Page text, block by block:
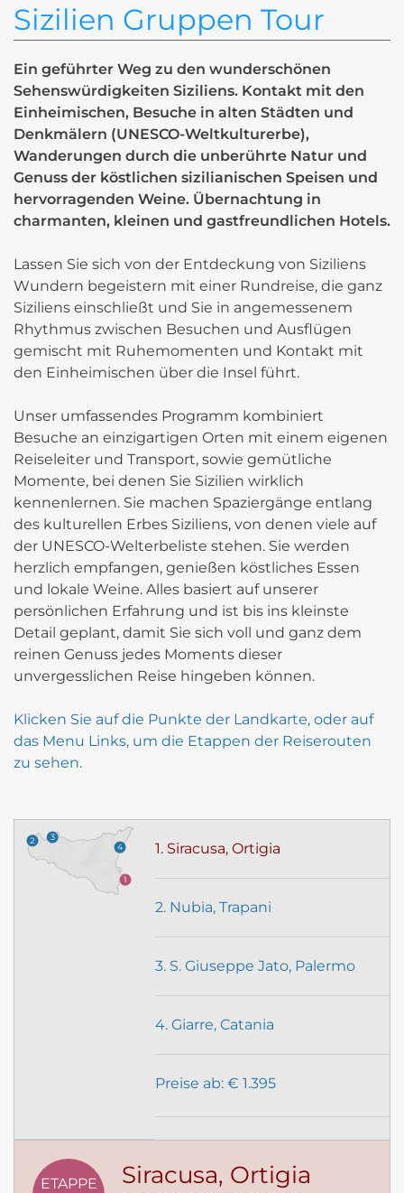
Sizilien Gruppen Tour
Ein geführter Weg zu den wunderschönen
Sehenswürdigkeiten Siziliens. Kontakt mit den
Einheimischen, Besuche in alten Städten und
Denkmälern (UNESCO-Weltkulturerbe),
Wanderungen durch die unberührte Natur und
Genuss der köstlichen sizilianischen Speisen und
hervorragenden Weine. Übernachtung in
charmanten, kleinen und gastfreundlichen Hotels.
Lassen Sie sich von der Entdeckung von Siziliens
Wundern begeistern mit einer Rundreise, die ganz
Siziliens einschließt und Sie in angemessenem
Rhythmus zwischen Besuchen und Ausflügen
gemischt mit Ruhemomenten und Kontakt mit
den Einheimischen über die Insel führt.
Unser umfassendes Programm kombiniert
Besuche an einzigartigen Orten mit einem eigenen
Reiseleiter und Transport, sowie gemütliche
Momente, bei denen Sie Sizilien wirklich
kennenlernen. Sie machen Spaziergänge entlang
des kulturellen Erbes Siziliens, von denen viele auf
der UNESCO-Welterbeliste stehen. Sie werden
herzlich empfangen, genießen köstliches Essen
und lokale Weine. Alles basiert auf unserer
persönlichen Erfahrung und ist bis ins kleinste
Detail geplant, damit Sie sich voll und ganz dem
reinen Genuss jedes Moments dieser
unvergesslichen Reise hingeben können.
Klicken Sie auf die Punkte der Landkarte, oder auf
das Menu Links, um die Etappen der Reiserouten
zu sehen.
4
3
2
1
1. Siracusa, Ortigia
2. Nubia, Trapani
3. S. Giuseppe Jato, Palermo
4. Giarre, Catania
Preise ab: € 1.395
ETAPPE
Siracusa, Ortigia